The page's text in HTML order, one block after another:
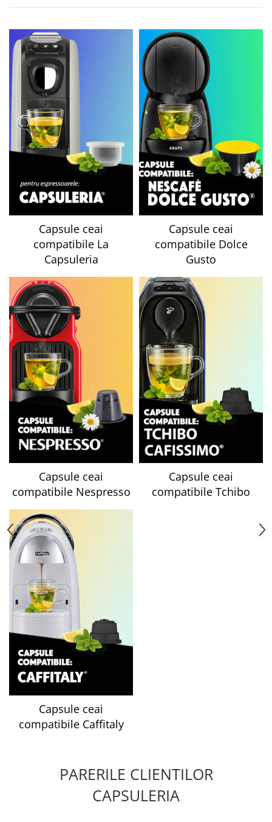
Capsule ceai
compatibile La
Capsuleria
Capsule ceai
compatibile Dolce
Gusto
Capsule ceai
compatibile Nespresso
Capsule ceai
compatibile Tchibo
Capsule ceai
compatibile Caffitaly
PARERILE CLIENTILOR
CAPSULERIA